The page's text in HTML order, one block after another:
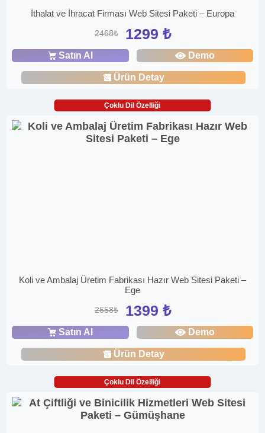
İthalat ve İhracat Firması Web Sitesi Paketi – Europa
2468₺ 1299 ₺
Satın Al Demo
Ürün Detay
Çoklu Dil Özelliği
Koli ve Ambalaj Üretim Fabrikası Hazır Web Sitesi Paketi –
Ege
2658₺ 1399 ₺
Satın Al Demo
Ürün Detay
Çoklu Dil Özelliği